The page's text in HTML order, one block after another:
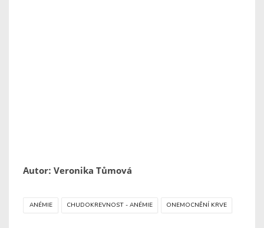
Autor: Veronika Tůmová
ANÉMIE CHUDOKREVNOST - ANÉMIE ONEMOCNĚNÍ KRVE